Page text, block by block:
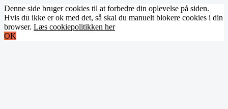
Denne side bruger cookies til at forbedre din oplevelse på siden.
Hvis du ikke er ok med det, så skal du manuelt blokere cookies i din
browser. Læs cookiepolitikken her
OK